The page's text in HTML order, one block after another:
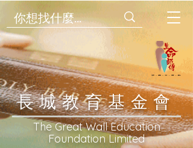
​長城教育基金會
​The Great Wall Education
Foundation Limited